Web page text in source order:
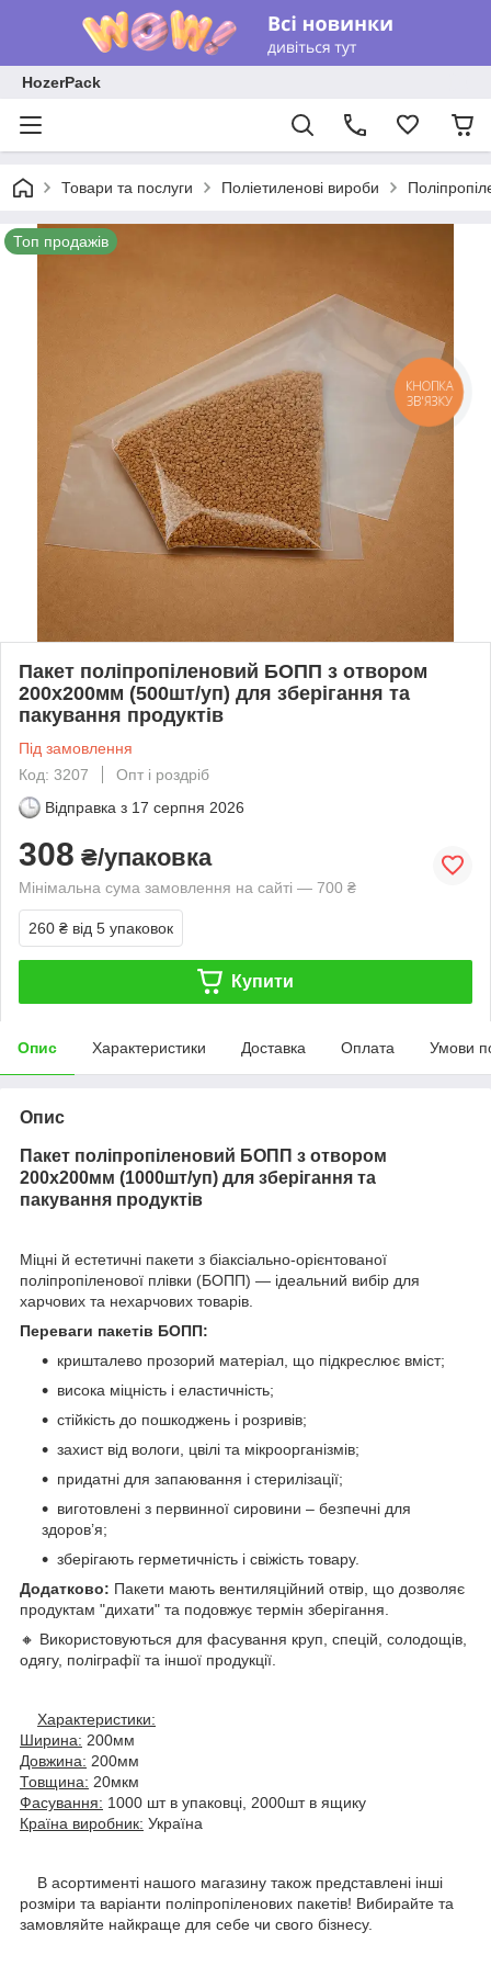
HozerPack
Товари та послуги Поліетиленові вироби
Топ продажів
Пакет поліпропіленовий БОПП з отвором
200х200мм (500шт/уп) для зберігання та
пакування продуктів
Під замовлення
Код: 3207
Опт і роздріб
Відправка з 17 серпня 2026
308 ₴/упаковка
Мінімальна сума замовлення на сайті — 700 ₴
260 ₴ від 5 упаковок
Купити
Опис Характеристики Доставка Оплата Умови
Опис
Пакет поліпропіленовий БОПП з отвором
200х200мм (1000шт/уп) для зберігання та
пакування продуктів
Міцні й естетичні пакети з біаксіально-орієнтованої
поліпропіленової плівки (БОПП) — ідеальний вибір для
харчових та нехарчових товарів.
Переваги пакетів БОПП:
кришталево прозорий матеріал, що підкреслює вміст;
висока міцність і еластичність;
стійкість до пошкоджень і розривів;
захист від вологи, цвілі та мікроорганізмів;
придатні для запаювання і стерилізації;
виготовлені з первинної сировини – безпечні для
здоров’я;
зберігають герметичність і свіжість товару.
Додатково: Пакети мають вентиляційний отвір, що дозволяє
продуктам "дихати" та подовжує термін зберігання.
🔸 Використовуються для фасування круп, спецій, солодощів,
одягу, поліграфії та іншої продукції.
Характеристики:
Ширина: 200мм
Довжина: 200мм
Товщина: 20мкм
Фасування: 1000 шт в упаковці, 2000шт в ящику
Країна виробник: Україна
В асортименті нашого магазину також представлені інші
розміри та варіанти поліпропіленових пакетів! Вибирайте та
замовляйте найкраще для себе чи свого бізнесу.
КНОПКА
ЗВ'ЯЗКУ